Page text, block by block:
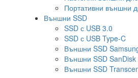
Портативни външни
Външни SSD
SSD с USB 3.0
SSD с USB Type-C
Външни SSD
Външни SSD SanDisk
Външни SSD